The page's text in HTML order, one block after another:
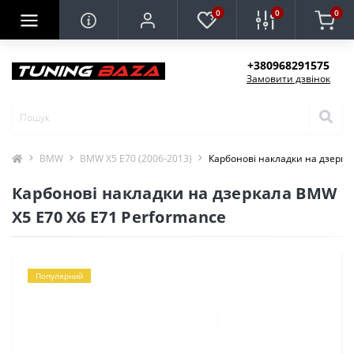
0 0 0
+380968291575
Замовити дзвінок
BMW BMW X5 E70 (2006-2013) Карбонові накладки на
Карбонові накладки на дзеркала BMW
X5 E70 X6 E71 Performance
Популярний